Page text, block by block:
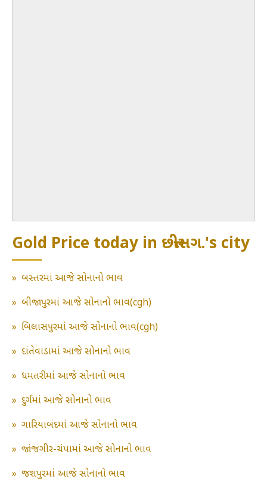
Gold Price today in છત્તીસગ.'s city
» બસ્તરમાં આજે સોનાનો ભાવ
» બીજાપુરમાં આજે સોનાનો ભાવ(cgh)
» બિલાસપુરમાં આજે સોનાનો ભાવ(cgh)
» દાંતેવાડામાં આજે સોનાનો ભાવ
» ધમતરીમાં આજે સોનાનો ભાવ
» દુર્ગમાં આજે સોનાનો ભાવ
» ગારિયાબંદમાં આજે સોનાનો ભાવ
» જાંજગીર-ચંપામાં આજે સોનાનો ભાવ
» જશપુરમાં આજે સોનાનો ભાવ